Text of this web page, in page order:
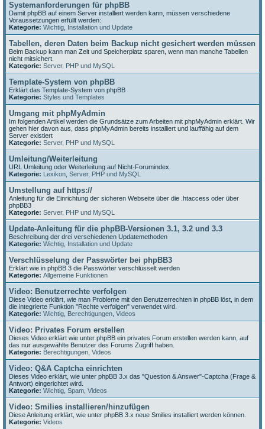
Systemanforderungen für phpBB
Damit phpBB auf einem Server installiert werden kann, müssen verschiedene
Voraussetzungen erfüllt werden:
Kategorie: Wichtig Installation und Update
Tabellen, deren Daten beim Backup nicht gesichert werden müssen
Beim Backup kann man Zeit und Speicherplatz sparen, wenn man manche Tabellen
nicht mitsichert.
Kategorie: Server, PHP und MySQL
Template-System von phpBB
Erklärt das Template-System von phpBB
Kategorie: Styles und Templates
Umgang mit phpMyAdmin
Im folgenden Artikel werden die Grundsätze zum Arbeiten mit phpMyAdmin erklärt. Wir
gehen hier davon aus, dass phpMyAdmin bereits installiert und lauffähig auf dem
Server existiert
Kategorie: Server, PHP und MySQL
Umleitung/Weiterleitung
URL Umleitung oder Weiterleitung auf Nicht-Forumindex.
Kategorie: Lexikon Server, PHP und MySQL
Umstellung auf https://
Anleitung für die Einrichtung der sicheren Webseite über die .htaccess oder über
phpBB3
Kategorie: Server, PHP und MySQL
Update-Anleitung für die phpBB-Versionen 3.1, 3.2 und 3.3
Beschreibung der drei verschiedenen Updatemethoden
Kategorie: Wichtig Installation und Update
Verschlüsselung der Passwörter bei phpBB3
Erklärt wie in phpBB 3 die Passwörter verschlüsselt werden
Kategorie: Allgemeine Funktionen
Video: Benutzerrechte verfolgen
Diese Video erklärt, wie man Probleme mit den Benutzerrechten in phpBB löst, in dem
die integrierte Funktion "Rechte verfolgen" verwendet wird.
Kategorie: Wichtig Berechtigungen Videos
Video: Privates Forum erstellen
Dieses Video erklärt wie unter phpBB ein privates Forum erstellen werden kann, auf
das nur ausgewählte Benutzer des Forums Zugriff haben.
Kategorie: Berechtigungen Videos
Video: Q&A Captcha einrichten
Dieses Video erklärt, wie unter phpBB 3.x das "Question & Answer"-Captcha (Frage &
Antwort) eingerichtet wird.
Kategorie: Wichtig Spam Videos
Video: Smilies installieren/hinzufügen
Diese Anleitung erklärt, wie unter phpBB 3.x neue Smilies installiert werden können.
Kategorie: Videos